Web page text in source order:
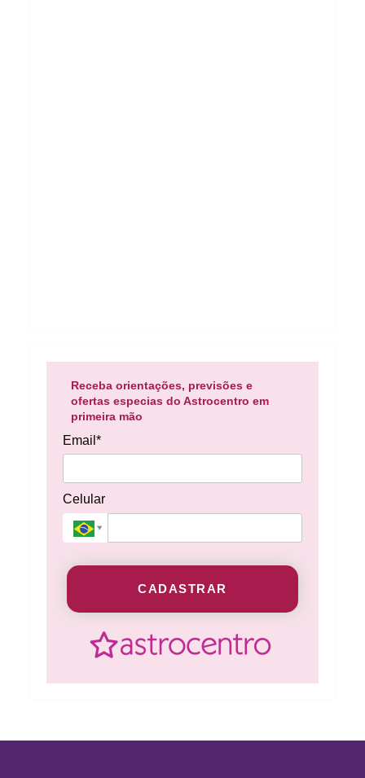
Receba orientações, previsões e
ofertas especias do Astrocentro em
primeira mão
Email*
Celular
CADASTRAR